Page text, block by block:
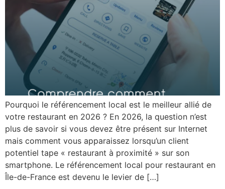
Pourquoi le référencement local est le meilleur allié de
votre restaurant en 2026 ? En 2026, la question n’est
plus de savoir si vous devez être présent sur Internet
mais comment vous apparaissez lorsqu’un client
potentiel tape « restaurant à proximité » sur son
smartphone. Le référencement local pour restaurant en
Île-de-France est devenu le levier de […]